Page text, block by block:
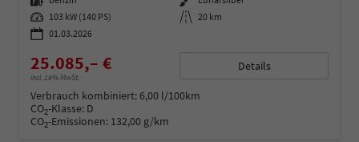
Leistung 103 kW (140 PS) Kilometerstand 20 km
01.03.2026
25.085,– €
incl. 19% MwSt.
Details
Verbrauch kombiniert:6,00 l/100km
CO2-Klasse: D
CO2-Emissionen: 132,00 g/km